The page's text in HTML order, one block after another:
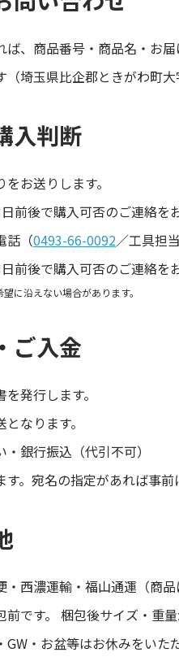
ば、商品番号・商品名・お届
（埼玉県比企郡ときがわ町
入判断
お送りします。
前後で購入可否のご連絡を
話（0493-66-0092／工具担
前後で購入可否のご連絡を
に沿えない場合があります。
ご入金
発行します。
なります。
銀行振込（代引不可）
す。宛名の指定があれば事
西濃運輸・福山通運（商品
です。 梱包後サイズ・重
・お盆等はお休みをいた